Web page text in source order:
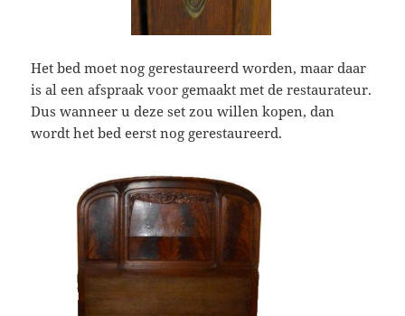
Het bed moet nog gerestaureerd worden, maar daar
is al een afspraak voor gemaakt met de restaurateur.
Dus wanneer u deze set zou willen kopen, dan
wordt het bed eerst nog gerestaureerd.